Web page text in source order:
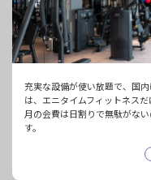
充実な設備が使い放題で、国
は、エニタイムフィットネス
月の会費は日割りで無駄がな
す。